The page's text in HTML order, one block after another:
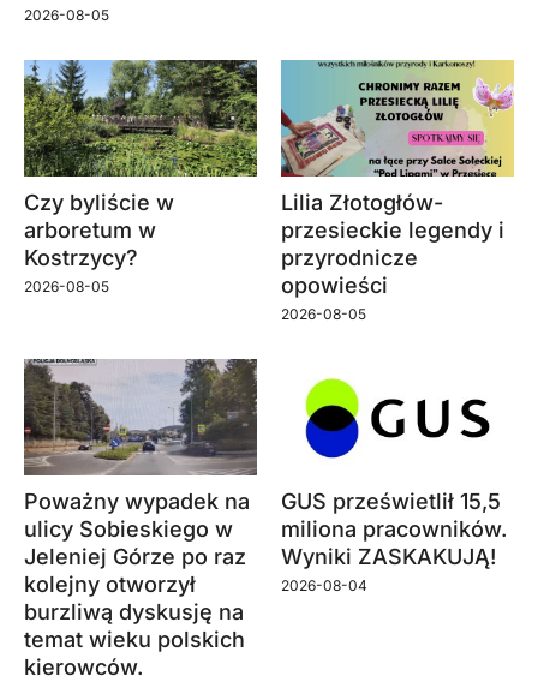
2026-08-05
Czy byliście w
arboretum w
Kostrzycy?
2026-08-05
Lilia Złotogłów-
przesieckie legendy i
przyrodnicze
opowieści
2026-08-05
Poważny wypadek na
ulicy Sobieskiego w
Jeleniej Górze po raz
kolejny otworzył
burzliwą dyskusję na
temat wieku polskich
kierowców.
GUS prześwietlił 15,5
miliona pracowników.
Wyniki ZASKAKUJĄ!
2026-08-04